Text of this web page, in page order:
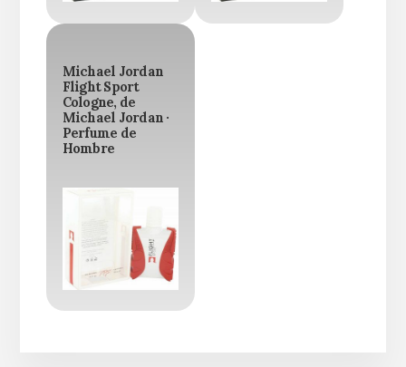
Michael Jordan
Flight Sport
Cologne, de
Michael Jordan ·
Perfume de
Hombre